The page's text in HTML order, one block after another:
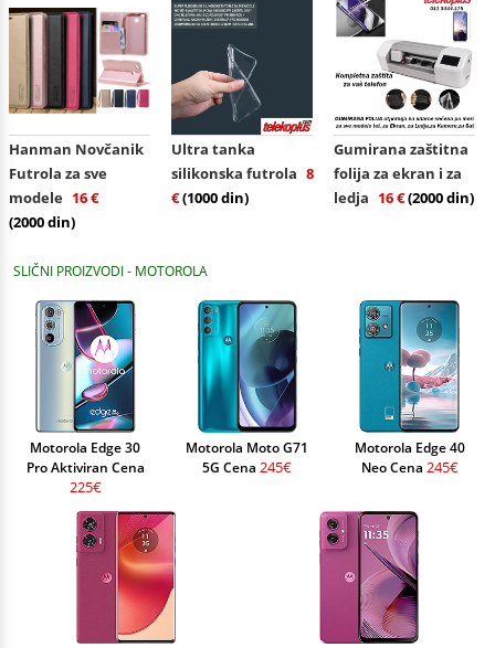
Hanman Novčanik
Futrola za sve
modele 16 €
(2000 din)
Ultra tanka
silikonska futrola 8
€(1000 din)
Gumirana zaštitna
folija za ekran i za
ledja 16 €(2000 din)
SLIČNI PROIZVODI - MOTOROLA
Motorola Edge 30
Pro Aktiviran Cena
225€
Motorola Moto G71
5G Cena 245€
Motorola Edge 40
Neo Cena 245€